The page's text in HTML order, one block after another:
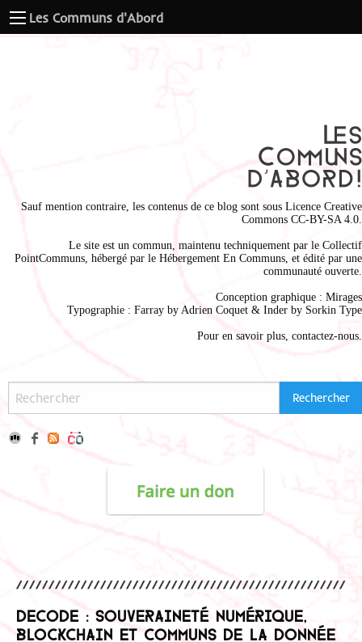
Les Communs d'Abord
Sauf mention contraire, les contenus de ce blog sont sous Licence Creative
Commons CC-BY-SA 4.0
Le site est un commun, maintenu techniquement par le Collectif
PointCommuns , hébergé par le Hébergement En Communs , et édité par une
communauté ouverte.
Conception graphique : Mirages
Typographie : Farray by Adrien Coquet & Inder by Sorkin Type
Pour en savoir plus, contactez-nous
DECODE : Souveraineté numérique,
blockchain et communs de la donnée